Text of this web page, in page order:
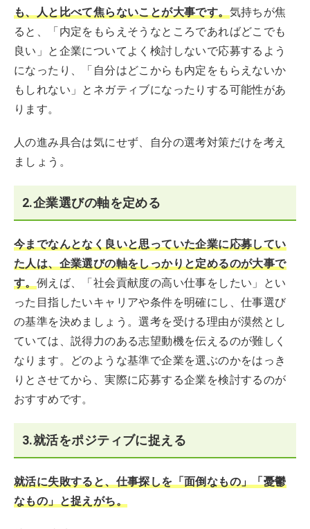
も、人と比べて焦らないことが大事です。気持ちが焦
ると、「内定をもらえそうなところであればどこでも
良い」と企業についてよく検討しないで応募するよう
になったり、「自分はどこからも内定をもらえないか
もしれない」とネガティブになったりする可能性があ
ります。
人の進み具合は気にせず、自分の選考対策だけを考え
ましょう。
2.企業選びの軸を定める
今までなんとなく良いと思っていた企業に応募してい
た人は、企業選びの軸をしっかりと定めるのが大事で
す。例えば、「社会貢献度の高い仕事をしたい」とい
った目指したいキャリアや条件を明確にし、仕事選び
の基準を決めましょう。選考を受ける理由が漠然とし
ていては、説得力のある志望動機を伝えるのが難しく
なります。どのような基準で企業を選ぶのかをはっき
りとさせてから、実際に応募する企業を検討するのが
おすすめです。
3.就活をポジティブに捉える
就活に失敗すると、仕事探しを「面倒なもの」「憂鬱
なもの」と捉えがち。